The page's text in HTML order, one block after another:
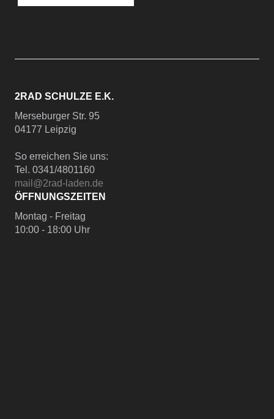
2RAD SCHULZE E.K.
Merseburger Str. 95
04177 Leipzig
So erreichen Sie uns:
Tel. 0341/4801160
mail@2rad-laden.de
ÖFFNUNGSZEITEN
Montag - Freitag
10:00 - 18:00 Uhr